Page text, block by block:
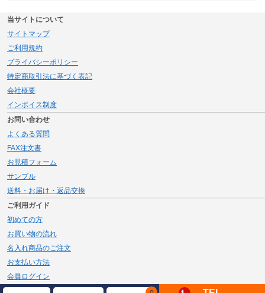
当サイトについて
サイトマップ
ご利用規約
プライバシーポリシー
特定商取引法に基づく表記
会社概要
インボイス制度
お問い合わせ
よくある質問
FAX注文書
お見積フォーム
サンプル
送料・お届け・返品交換
ご利用ガイド
初めての方
お買い物の流れ
名入れ商品のご注文
お支払い方法
会員ログイン
メルマガ登録